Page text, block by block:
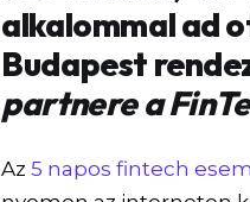
alkalommal ad
Budapest
partnere a
Az5 napos fintech